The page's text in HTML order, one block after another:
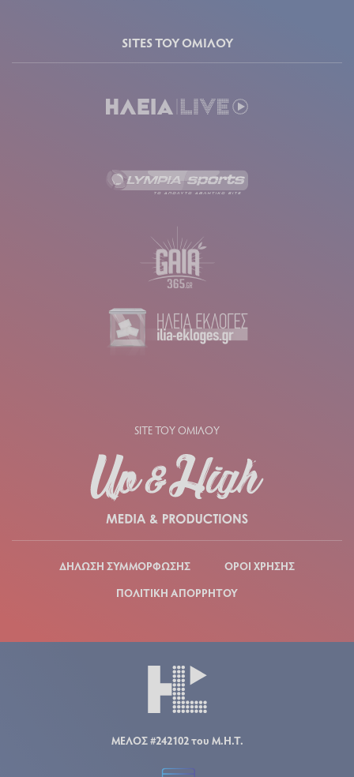
SITES ΤΟΥ ΟΜΙΛΟΥ
SITE ΤΟΥ ΟΜΙΛΟΥ
ΔΗΛΩΣΗ ΣΥΜΜΟΡΦΩΣΗΣ
ΟΡΟΙ ΧΡΗΣΗΣ
ΠΟΛΙΤΙΚΗ ΑΠΟΡΡΗΤΟΥ
ΜΕΛΟΣ #242102 του Μ.Η.Τ.